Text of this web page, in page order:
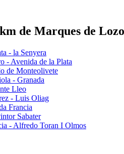
de Marques de
- la Senyera
- Avenida de la Plata
de Monteolivete
- Granada
Lleo
- Luis Oliag
Francia
Sabater
- Alfredo Toran I Olmos